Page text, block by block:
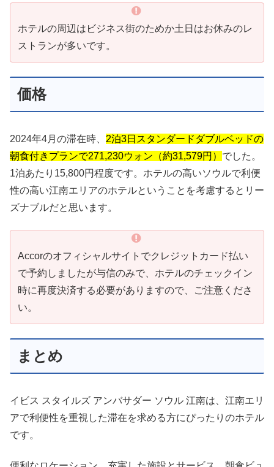
ホテルの周辺はビジネス街のためか土日はお休みのレ
ストランが多いです。
価格
2024年4月の滞在時、 2泊3日スタンダードダブルベッドの
朝食付きプランで271,230ウォン（約31,579円） でした。
1泊あたり15,800円程度です。ホテルの高いソウルで利便
性の高い江南エリアのホテルということを考慮するとリー
ズナブルだと思います。
Accorのオフィシャルサイトでクレジットカード払い
で予約しましたが与信のみで、ホテルのチェックイン
時に再度決済する必要がありますので、ご注意くださ
い。
まとめ
イビス スタイルズ アンバサダー ソウル 江南は、江南エリ
アで利便性を重視した滞在を求める方にぴったりのホテル
です。